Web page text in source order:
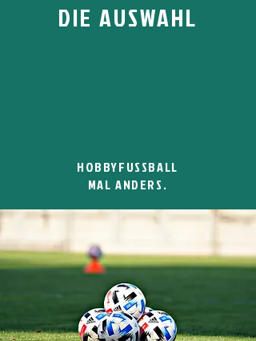
DIE AUSWAHL
HOBBYFUSSBALL
MAL ANDERS.